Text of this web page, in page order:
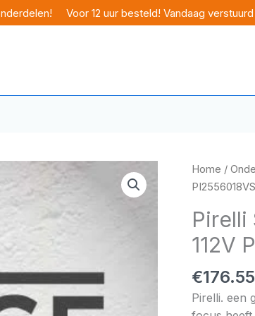
Voor 12 uur besteld! Vandaag verstuurd
Home /
Pirelli
112V
€176.55
Pirelli. een